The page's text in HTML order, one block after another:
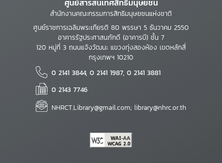
ศูนย์สารสนเทศสิทธิมนุษยชน
สำนักงานคณะกรรมการสิทธิมนุษยชนแห่งชาติ
ศูนย์ราชการเฉลิมพระเกียรติ 80 พรรษา 5 ธันวาคม 2550
อาคารรัฐประศาสนภักดี (อาคารบี) ชั้น 7
120 หมู่ที่ 3 ถนนแจ้งวัฒนะ แขวงทุ่งสองห้อง เขตหลักสี่
กรุงเทพฯ 10210
0 2141 3844, 0 2141 1987, 0 2141 3881
0 2143 7746
NHRCT.Library@gmail.com; library@nhrc.or.th